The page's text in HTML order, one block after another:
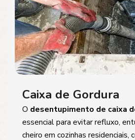
Caixa de Gordura
O desentupimento de caixa
essencial para evitar refluxo,
cheiro em cozinhas residenciais,